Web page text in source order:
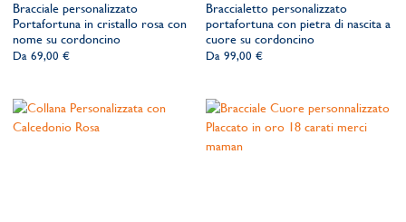
Bracciale personalizzato
Portafortuna in cristallo rosa con
nome su cordoncino
Da 69,00 €
desideri
Braccialetto personalizzato
portafortuna con pietra di nascita a
cuore su cordoncino
Da 99,00 €